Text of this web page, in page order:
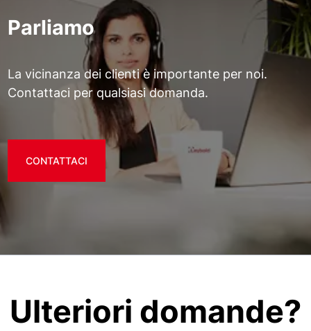
Parliamo
La vicinanza dei clienti è importante per noi.
Contattaci per qualsiasi domanda.
CONTATTACI
Ulteriori domande?